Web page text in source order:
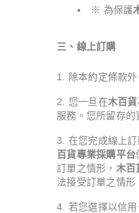
※ 為保護
三、線上訂購
除本約定條款
您一旦在木百
服務。您所留存
在您完成線上
百貨專業採購平台
訂單之情形， 木百
法接受訂單之情形
若您選擇以信